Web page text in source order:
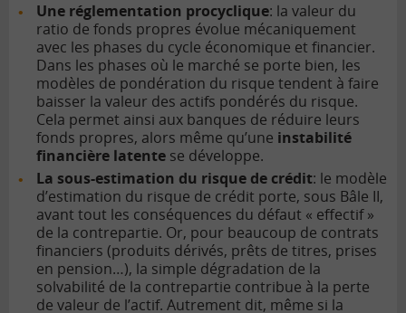
Une réglementation procyclique: la valeur du
ratio de fonds propres évolue mécaniquement
avec les phases du cycle économique et financier.
Dans les phases où le marché se porte bien, les
modèles de pondération du risque tendent à faire
baisser la valeur des actifs pondérés du risque.
Cela permet ainsi aux banques de réduire leurs
fonds propres, alors même qu’une instabilité
financière latente se développe.
La sous-estimation du risque de crédit: le modèle
d’estimation du risque de crédit porte, sous Bâle II,
avant tout les conséquences du défaut « effectif »
de la contrepartie. Or, pour beaucoup de contrats
financiers (produits dérivés, prêts de titres, prises
en pension…), la simple dégradation de la
solvabilité de la contrepartie contribue à la perte
de valeur de l’actif. Autrement dit, même si la